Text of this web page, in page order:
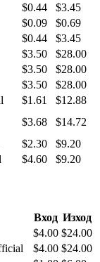
$0.44 $3.45
$0.09 $0.69
$0.44 $3.45
$3.50 $28.00
$3.50 $28.00
$3.50 $28.00
$1.61 $12.88
$3.68 $14.72
$2.30 $9.20
$4.60 $9.20
Вход Изход
$4.00 $24.00
$4.00 $24.00